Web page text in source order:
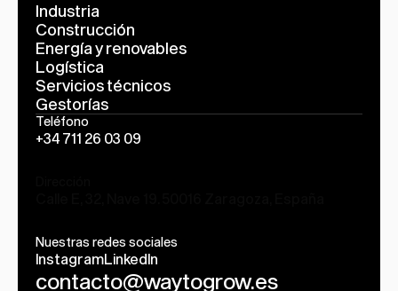
Industria
Construcción
Energía y renovables
Logística
Servicios técnicos
Gestorías
contacto@waytogrow.es
Teléfono
+34 711 26 03 09
Nuestras redes sociales
InstagramLinkedIn